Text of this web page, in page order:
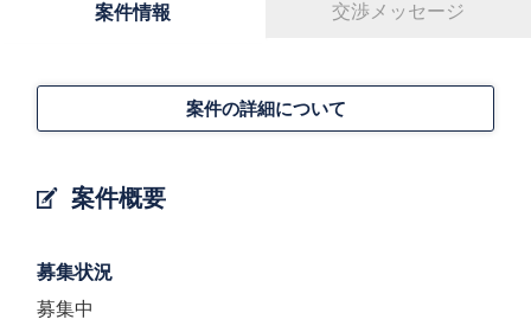
案件情報 交渉メッセージ
案件概要
案件の詳細について
募集状況
募集中